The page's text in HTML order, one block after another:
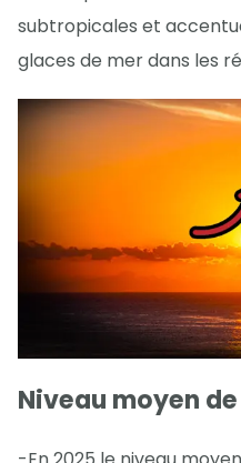
subtropicales et
glaces de mer dans les
Niveau moyen